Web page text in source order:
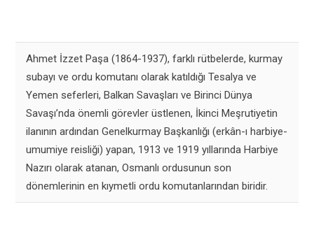
Ahmet İzzet Paşa (1864-1937), farklı rütbelerde, kurmay
subayı ve ordu komutanı olarak katıldığı Tesalya ve
Yemen seferleri, Balkan Savaşları ve Birinci Dünya
Savaşı’nda önemli görevler üstlenen, İkinci Meşrutiyetin
ilanının ardından Genelkurmay Başkanlığı (erkân-ı harbiye-
umumiye reisliği) yapan, 1913 ve 1919 yıllarında Harbiye
Nazırı olarak atanan, Osmanlı ordusunun son
dönemlerinin en kıymetli ordu komutanlarından biridir.